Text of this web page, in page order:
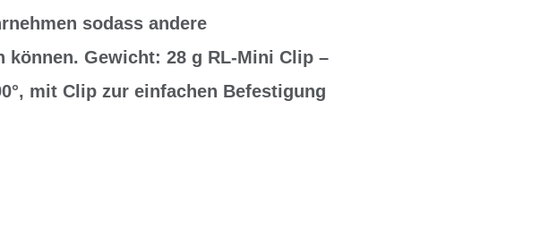
sodass andere
können. Gewicht: 28 g RL-Mini Clip –
mit Clip zur einfachen Befestigung